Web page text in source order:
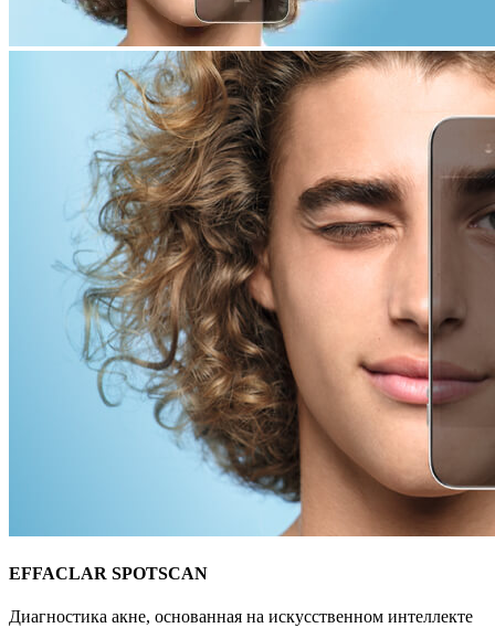
EFFACLAR SPOTSCAN
Диагностика акне, основанная на искусственном интеллекте